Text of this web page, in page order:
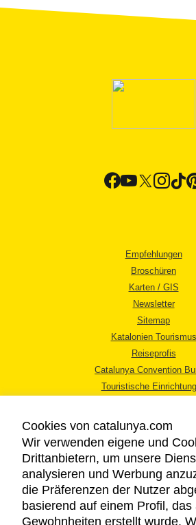
Empfehlungen
Broschüren
Karten / GIS
Newsletter
Sitemap
Katalonien Tourismus
Reiseprofis
Catalunya Convention
Touristische
RECHTLICHER
Cookies von catalunya.com
Wir verwenden eigene und
Drittanbietern, um unsere
analysieren und Werbung
die Präferenzen der Nutzer
basierend auf einem Profil,
Gewohnheiten erstellt wurde.